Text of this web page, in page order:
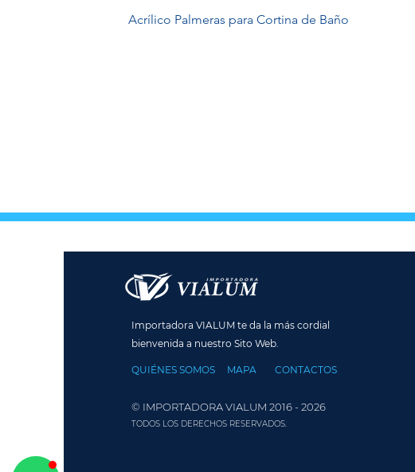
Acrílico Palmeras para Cortina de Baño
Importadora VIALUM te da la más cordial
bienvenida a nuestro Sito Web.
QUIÉNES SOMOS MAPA CONTACTOS
© IMPORTADORA VIALUM 2016 - 2026
TODOS LOS DERECHOS RESERVADOS.